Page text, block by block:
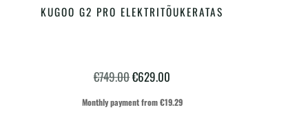
LISA KORVI
KUGOO G2 PRO ELEKTRITÕUKERATAS
€749.00Algne
hind
€629.00
hind
Monthly payment from€19.29